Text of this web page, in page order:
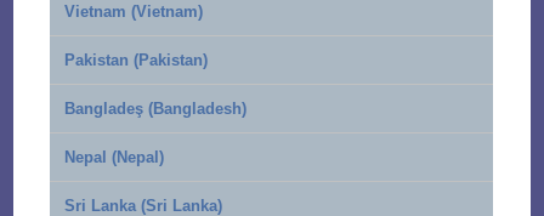
Vietnam (Vietnam)
Pakistan (Pakistan)
Bangladeş (Bangladesh)
Nepal (Nepal)
Sri Lanka (Sri Lanka)